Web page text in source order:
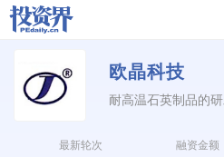
欧晶科技
耐高温石英制品的
最新轮次 融资金额